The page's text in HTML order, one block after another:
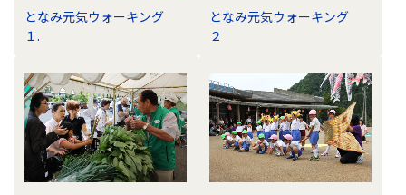
となみ元気ウォーキング
１.
となみ元気ウォーキング
２